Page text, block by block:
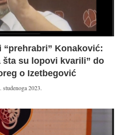
Konaković:
šta su lopovi kvarili” do
o Izetbegović
studenoga 2023.